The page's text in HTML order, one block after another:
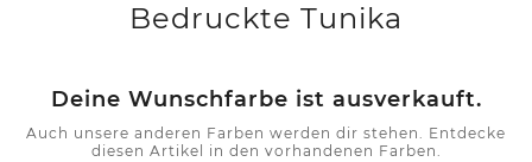
Bedruckte Tunika
Deine Wunschfarbe ist ausverkauft.
Auch unsere anderen Farben werden dir stehen. Entdecke
diesen Artikel in den vorhandenen Farben.